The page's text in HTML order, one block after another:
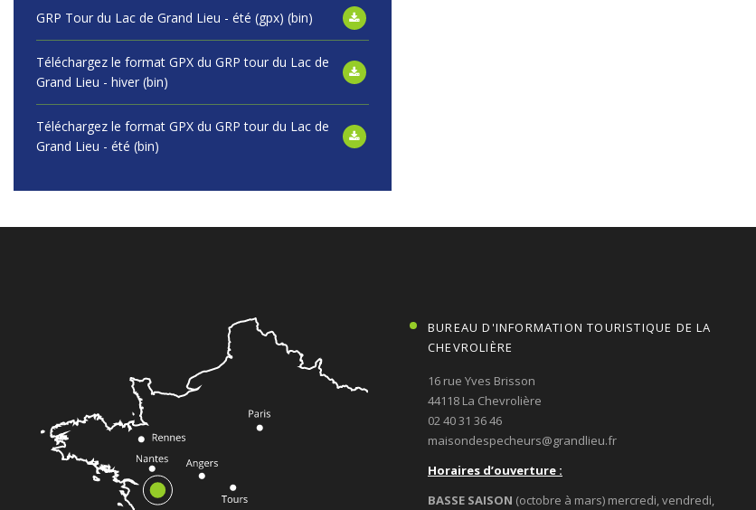
GRP Tour du Lac de Grand Lieu - été (gpx) (bin)
Téléchargez le format GPX du GRP tour du Lac de
Grand Lieu - hiver (bin)
Téléchargez le format GPX du GRP tour du Lac de
Grand Lieu - été (bin)
BUREAU D'INFORMATION TOURISTIQUE DE LA
CHEVROLIÈRE
16 rue Yves Brisson
44118 La Chevrolière
02 40 31 36 46
maisondespecheurs@grandlieu.fr
Horaires d’ouverture :
BASSE SAISON (octobre à mars) mercredi, vendredi,